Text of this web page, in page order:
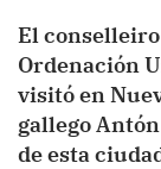
El
Ordenación
visitó en
gallego
de esta